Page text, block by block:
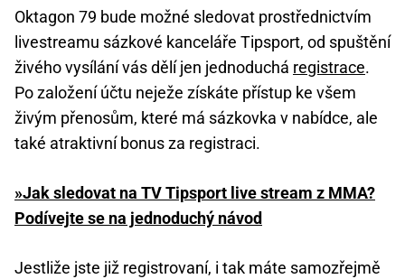
Oktagon 79 bude možné sledovat prostřednictvím
livestreamu sázkové kanceláře Tipsport, od spuštění
živého vysílání vás dělí jen jednoduchá registrace.
Po založení účtu neježe získáte přístup ke všem
živým přenosům, které má sázkovka v nabídce, ale
také atraktivní bonus za registraci.
»Jak sledovat na TV Tipsport live stream z MMA?
Podívejte se na jednoduchý návod
Jestliže jste již registrovaní, i tak máte samozřejmě